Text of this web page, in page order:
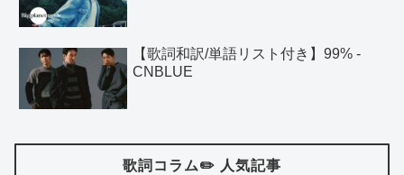
【歌詞和訳/単語リスト付き】99% -
CNBLUE
歌詞コラム✏️ 人気記事